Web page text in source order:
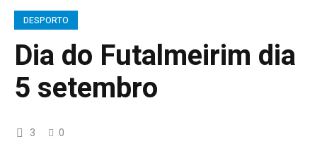
DESPORTO
Dia do Futalmeirim dia
5 setembro
3 0